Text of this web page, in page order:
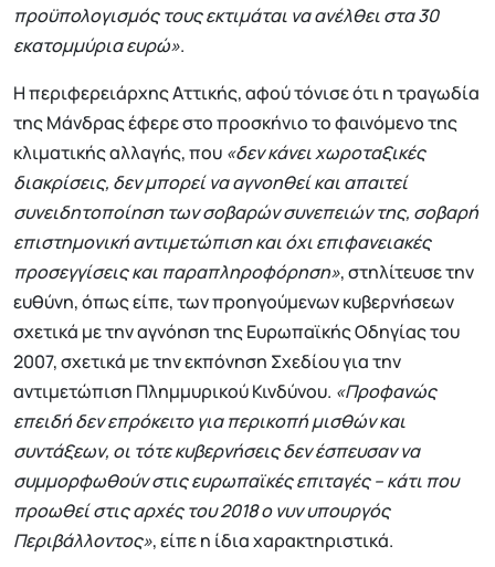
προϋπολογισμός τους εκτιμάται να ανέλθει στα 30
εκατομμύρια ευρώ».
Η περιφερειάρχης Αττικής, αφού τόνισε ότι η τραγωδία
της Μάνδρας έφερε στο προσκήνιο το φαινόμενο της
κλιματικής αλλαγής, που «δεν κάνει χωροταξικές
διακρίσεις, δεν μπορεί να αγνοηθεί και απαιτεί
συνειδητοποίηση των σοβαρών συνεπειών της, σοβαρή
επιστημονική αντιμετώπιση και όχι επιφανειακές
προσεγγίσεις και παραπληροφόρηση», στηλίτευσε την
ευθύνη, όπως είπε, των προηγούμενων κυβερνήσεων
σχετικά με την αγνόηση της Ευρωπαϊκής Οδηγίας του
2007, σχετικά με την εκπόνηση Σχεδίου για την
αντιμετώπιση Πλημμυρικού Κινδύνου. «Προφανώς
επειδή δεν επρόκειτο για περικοπή μισθών και
συντάξεων, οι τότε κυβερνήσεις δεν έσπευσαν να
συμμορφωθούν στις ευρωπαϊκές επιταγές – κάτι που
προωθεί στις αρχές του 2018 ο νυν υπουργός
Περιβάλλοντος», είπε η ίδια χαρακτηριστικά.